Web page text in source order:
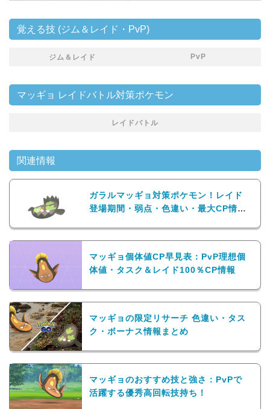
覚える技 (ジム＆レイド・PvP)
ジム＆レイド PvP
マッギョ レイドバトル対策ポケモン
レイドバトル
関連情報
ガラルマッギョ対策ポケモン！レイド
登場期間・弱点・色違い・最大CP情報
マッギョ個体値CP早見表：PvP理想個
体値・タスク＆レイド100％CP情報
マッギョの限定リサーチ 色違い・タス
ク・ボーナス情報まとめ
マッギョのおすすめ技と強さ：PvPで
活躍する優秀高回転技持ち！